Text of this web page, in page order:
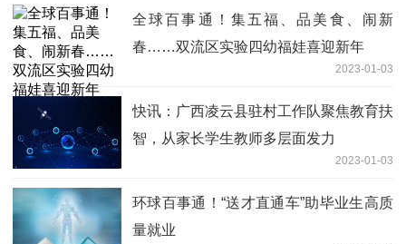
全球百事通！集五福、品美食、闹新
春……双流区实验四幼福娃喜迎新年
2023-01-03
快讯：广西凌云县驻村工作队聚焦教育扶
智，从家长学生教师多层面发力
2023-01-03
环球百事通！“送才直通车”助毕业生高质
量就业